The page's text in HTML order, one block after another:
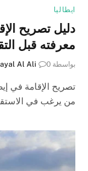
ايطاليا
معرفته قبل
بواسطة Al Ali 0
تصريح الإقامة في
من يرغب في